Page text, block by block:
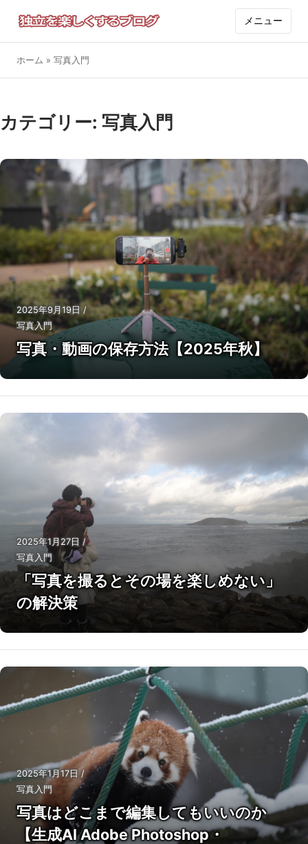
メニュー
ホーム » 写真入門
カテゴリー: 写真入門
2025年9月19日 /
写真入門
写真・動画の保存方法【2025年秋】
2025年1月27日 /
写真入門
「写真を撮るとその場を楽しめない」
の解決策
2025年1月17日/
写真入門
写真はどこまで編集してもいいのか
【生成AI Adobe Photoshop・